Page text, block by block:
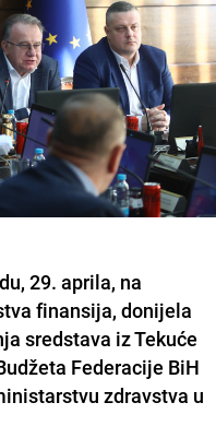
29. aprila, na
finansija, donijela
sredstava iz Tekuće
Federacije BiH
zdravstva u